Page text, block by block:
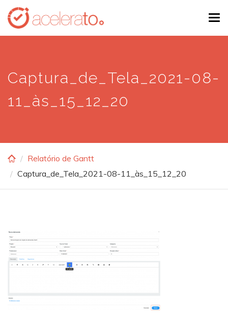
Skip
main
Captura_de_Tela_2021-08-
11_às_15_12_20
Relatório de Gantt
Captura_de_Tela_2021-08-11_às_15_12_20